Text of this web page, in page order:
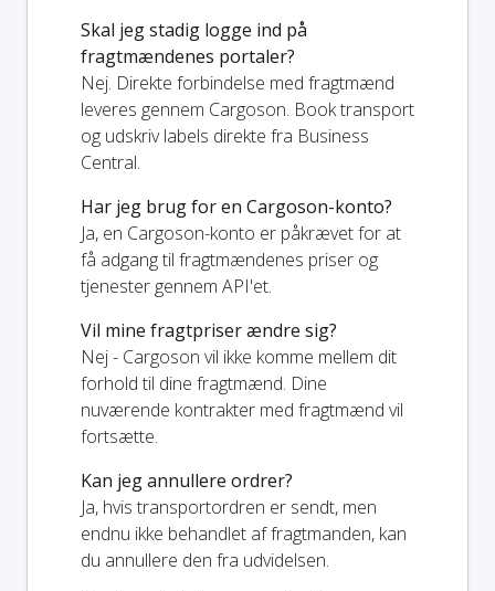
Skal jeg stadig logge ind på
fragtmændenes portaler?
Nej. Direkte forbindelse med fragtmænd
leveres gennem Cargoson. Book transport
og udskriv labels direkte fra Business
Central.
Har jeg brug for en Cargoson-konto?
Ja, en Cargoson-konto er påkrævet for at
få adgang til fragtmændenes priser og
tjenester gennem API'et.
Vil mine fragtpriser ændre sig?
Nej - Cargoson vil ikke komme mellem dit
forhold til dine fragtmænd. Dine
nuværende kontrakter med fragtmænd vil
fortsætte.
Kan jeg annullere ordrer?
Ja, hvis transportordren er sendt, men
endnu ikke behandlet af fragtmanden, kan
du annullere den fra udvidelsen.